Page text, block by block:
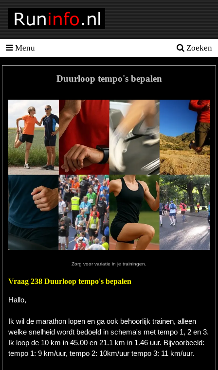
Menu Zoeken
Homepage
Hardloopschema's
Hardloopblessures
Hartslagmeter
Wedstrijden
Sportvoeding
Ideale
gewicht
Hardlopen
Duurloop tempo's bepalen
Zorg voor variatie in je trainingen.
Vraag 238 Duurloop tempo's bepalen
Hallo,
Ik wil de marathon lopen en ga ook behoorlijk trainen, alleen
welke snelheid wordt bedoeld in schema's met tempo 1, 2 en 3.
Ik loop de 10 km in 45.00 en 21.1 km in 1.46 uur. Bijvoorbeeld:
tempo 1: 9 km/uur, tempo 2: 10km/uur tempo 3: 11 km/uur.